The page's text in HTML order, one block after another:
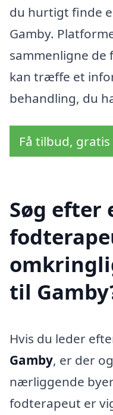
du hurtigt finde
Gamby.
sammenligne de
kan træffe et
behandling, du
Få tilbud,
Søg efter
til
Hvis du leder
Gamby, er der
nærliggende
fodterapeut er